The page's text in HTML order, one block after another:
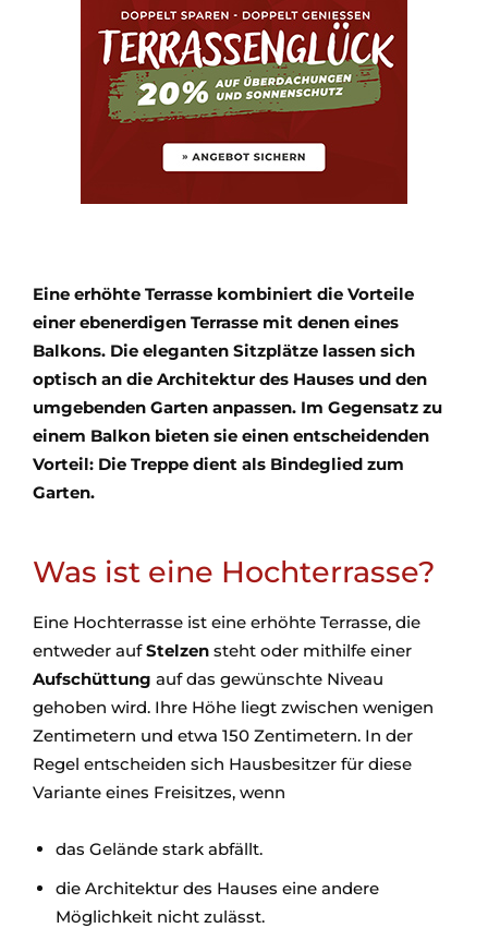
Eine erhöhte Terrasse kombiniert die Vorteile
einer ebenerdigen Terrasse mit denen eines
Balkons. Die eleganten Sitzplätze lassen sich
optisch an die Architektur des Hauses und den
umgebenden Garten anpassen. Im Gegensatz zu
einem Balkon bieten sie einen entscheidenden
Vorteil: Die Treppe dient als Bindeglied zum
Garten.
Was ist eine Hochterrasse?
Eine Hochterrasse ist eine erhöhte Terrasse, die
entweder aufStelzen steht oder mithilfe einer
Aufschüttung auf das gewünschte Niveau
gehoben wird. Ihre Höhe liegt zwischen wenigen
Zentimetern und etwa 150 Zentimetern. In der
Regel entscheiden sich Hausbesitzer für diese
Variante eines Freisitzes, wenn
das Gelände stark abfällt.
die Architektur des Hauses eine andere
Möglichkeit nicht zulässt.